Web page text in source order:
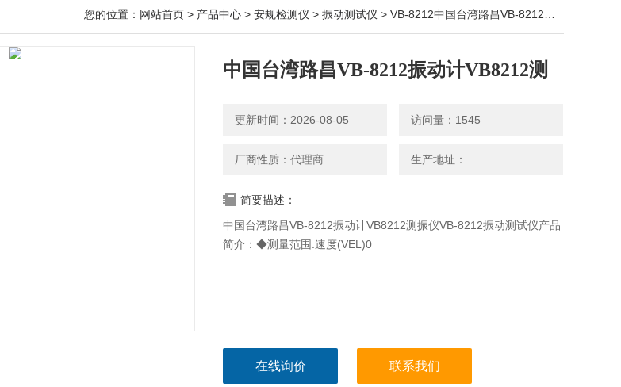
您的位置： 网站首页 > 产品中心 > 安规检测仪 > 振动测试仪 > VB-8212中国台湾路昌VB-8212振动计VB8212测
中国台湾路昌VB-8212振动计VB8212测
更新时间：2026-08-05 访问量：1545
厂商性质：代理商 生产地址：
简要描述：
中国台湾路昌VB-8212振动计VB8212测振仪VB-8212振动测试仪产品
简介：◆测量范围:速度(VEL)0
在线询价 联系我们